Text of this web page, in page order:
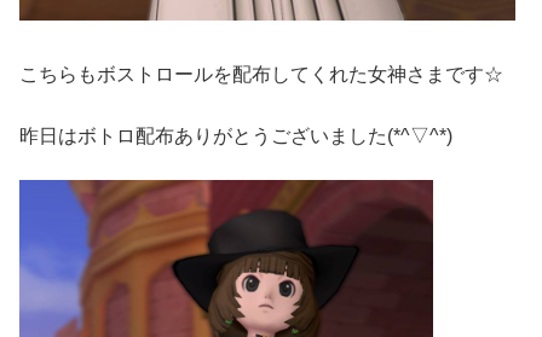
こちらもボストロールを配布してくれた女神さまです☆
昨日はボトロ配布ありがとうございました(*^▽^*)